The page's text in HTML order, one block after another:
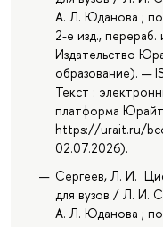
А. Л. Юданова ;
2-е изд.,
Издательство
образование). —
Текст :
платформа Юрайт
https://urait.ru/
02.07.2026).
Сергеев, Л. И.
для вузов / Л. И.
А. Л. Юданова ;